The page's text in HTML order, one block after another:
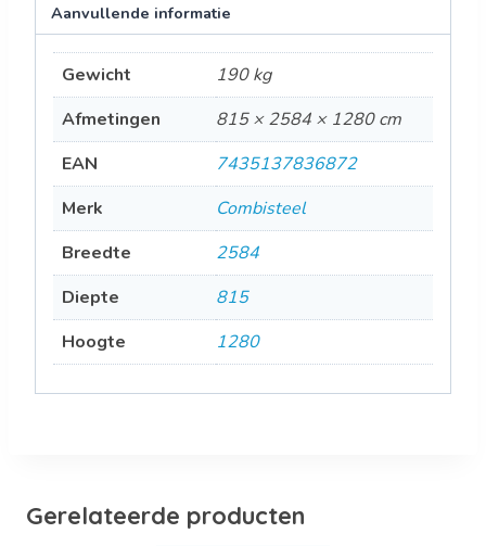
Aanvullende informatie
Gewicht
190 kg
Afmetingen
815 × 2584 × 1280 cm
EAN
7435137836872
Merk
Combisteel
Breedte
2584
Diepte
815
Hoogte
1280
Gerelateerde producten